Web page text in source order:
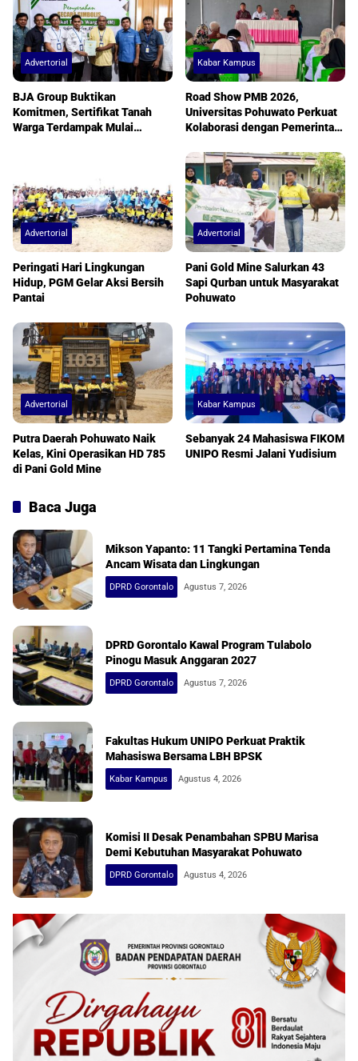
Advertorial
BJA Group Buktikan
Komitmen, Sertifikat Tanah
Warga Terdampak Mulai
Kabar Kampus
Road Show PMB 2026,
Universitas Pohuwato Perkuat
Kolaborasi dengan Pemerintah
Advertorial
Peringati Hari Lingkungan
Hidup, PGM Gelar Aksi Bersih
Pantai
Advertorial
Pani Gold Mine Salurkan 43
Sapi Qurban untuk Masyarakat
Pohuwato
Advertorial
Putra Daerah Pohuwato Naik
Kelas, Kini Operasikan HD 785
di Pani Gold Mine
Kabar Kampus
Sebanyak 24 Mahasiswa FIKOM
UNIPO Resmi Jalani Yudisium
Baca Juga
Mikson Yapanto: 11 Tangki Pertamina Tenda
Ancam Wisata dan Lingkungan
DPRD Gorontalo Agustus 7, 2026
DPRD Gorontalo Kawal Program Tulabolo
Pinogu Masuk Anggaran 2027
DPRD Gorontalo Agustus 7, 2026
Fakultas Hukum UNIPO Perkuat Praktik
Mahasiswa Bersama LBH BPSK
Kabar Kampus Agustus 4, 2026
Komisi II Desak Penambahan SPBU Marisa
Demi Kebutuhan Masyarakat Pohuwato
DPRD Gorontalo Agustus 4, 2026